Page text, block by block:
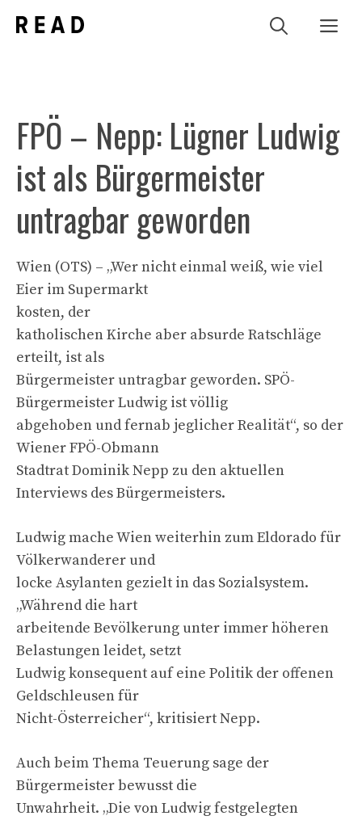
Inhalt
FPÖ – Nepp: Lügner Ludwig
ist als Bürgermeister
untragbar geworden
Wien (OTS) – „Wer nicht einmal weiß, wie viel
Eier im Supermarkt
kosten, der
katholischen Kirche aber absurde Ratschläge
erteilt, ist als
Bürgermeister untragbar geworden. SPÖ-
Bürgermeister Ludwig ist völlig
abgehoben und fernab jeglicher Realität“, so der
Wiener FPÖ-Obmann
Stadtrat Dominik Nepp zu den aktuellen
Interviews des Bürgermeisters.
Ludwig mache Wien weiterhin zum Eldorado für
Völkerwanderer und
locke Asylanten gezielt in das Sozialsystem.
„Während die hart
arbeitende Bevölkerung unter immer höheren
Belastungen leidet, setzt
Ludwig konsequent auf eine Politik der offenen
Geldschleusen für
Nicht-Österreicher“, kritisiert Nepp.
Auch beim Thema Teuerung sage der
Bürgermeister bewusst die
Unwahrheit. „Die von Ludwig festgelegten